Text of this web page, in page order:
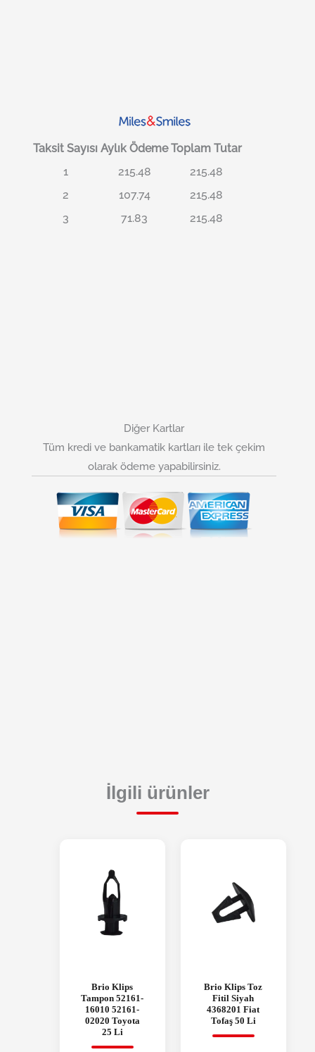
Taksit Sayısı Aylık Ödeme Toplam Tutar
1
215.48
215.48
2
107.74
215.48
3
71.83 215.48
Diğer Kartlar
Tüm kredi ve bankamatik kartları ile tek çekim
olarak ödeme yapabilirsiniz.
İlgili ürünler
Brio Klips
Tampon 52161-
16010 52161-
02020 Toyota
25 Li
Brio Klips Toz
Fitil Siyah
4368201 Fiat
Tofaş 50 Li